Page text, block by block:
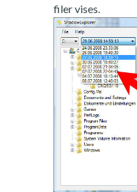
filer vises.